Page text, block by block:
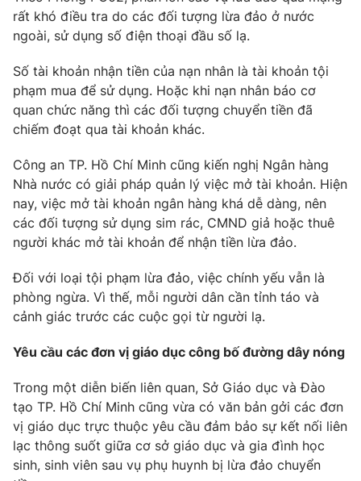
Liên hệ quảng cáo:024-7300.7108
® Cấm sao chép dưới mọi hình thức nếu không có sự chấp
thông tin từ website này.
rất khó điều tra do các đối tượng lừa đảo ở nước
ngoài, sử dụng số điện thoại đầu số lạ.
Số tài khoản nhận tiền của nạn nhân là tài khoản tội
phạm mua để sử dụng. Hoặc khi nạn nhân báo cơ
quan chức năng thì các đối tượng chuyển tiền đã
chiếm đoạt qua tài khoản khác.
Công an TP. Hồ Chí Minh cũng kiến nghị Ngân hàng
Nhà nước có giải pháp quản lý việc mở tài khoản. Hiện
nay, việc mở tài khoản ngân hàng khá dễ dàng, nên
các đối tượng sử dụng sim rác, CMND giả hoặc thuê
người khác mở tài khoản để nhận tiền lừa đảo.
Đối với loại tội phạm lừa đảo, việc chính yếu vẫn là
phòng ngừa. Vì thế, mỗi người dân cần tỉnh táo và
cảnh giác trước các cuộc gọi từ người lạ.
Yêu cầu các đơn vị giáo dục công bố đường dây nóng
Trong một diễn biến liên quan, Sở Giáo dục và Đào
tạo TP. Hồ Chí Minh cũng vừa có văn bản gởi các đơn
vị giáo dục trực thuộc yêu cầu đảm bảo sự kết nối liên
lạc thông suốt giữa cơ sở giáo dục và gia đình học
sinh, sinh viên sau vụ phụ huynh bị lừa đảo chuyển